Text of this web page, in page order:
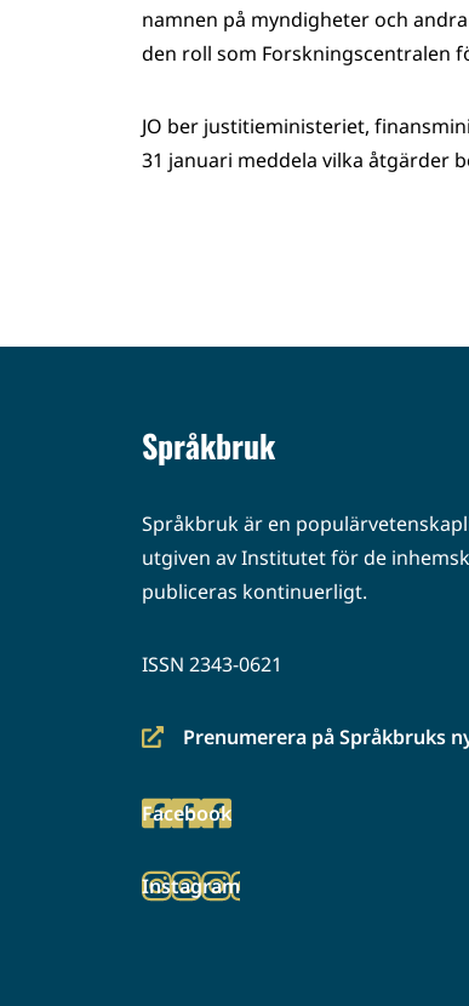
namnen på myndigheter och
den roll som Forskningscentralen
JO ber justitieministeriet,
31 januari meddela vilka åtgärder
Språkbruk
Språkbruk är en
utgiven av Institutet för de
publiceras kontinuerligt.
ISSN 2343-0621
Prenumerera på Språkbruks
(siirryt
palveluun)
Facebook
(siirryt
palveluun)
Instagram
(siirryt